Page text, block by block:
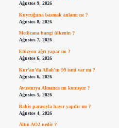
Ağustos 9, 2026
Kuyruğuna basmak anlamı ne ?
Ağustos 8, 2026
Medicana hangi ülkenin ?
Ağustos 7, 2026
Efüzyon ağrı yapar mı ?
Ağustos 6, 2026
Kur’an’da Allah’ın 99 ismi var mı ?
Ağustos 6, 2026
Avusturya Almanca mı konuşur ?
Ağustos 5, 2026
Bahis parasıyla hayır yapılır mı ?
Ağustos 4, 2026
Altın AO2 nedir ?